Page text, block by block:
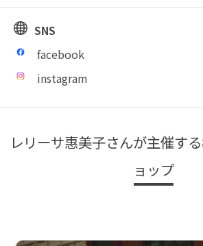
SNS
facebook
instagram
レリーサ惠美子さんが主催す
ョップ